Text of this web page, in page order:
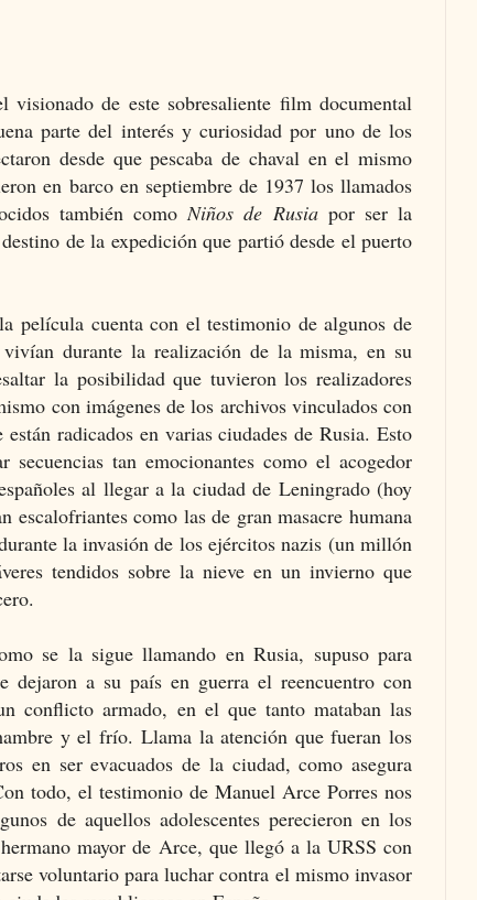
visionado de este sobresaliente film documental
parte del interés y curiosidad por uno de los
desde que pescaba de chaval en el mismo
en barco en septiembre de 1937 los llamados
también como Niños de Rusiapor ser la
de la expedición que partió desde el puerto
película cuenta con el testimonio de algunos de
durante la realización de la misma, en su
la posibilidad que tuvieron los realizadores
con imágenes de los archivos vinculados con
radicados en varias ciudades de Rusia. Esto
secuencias tan emocionantes como el acogedor
al llegar a la ciudad de Leningrado (hoy
escalofriantes como las de gran masacre humana
la invasión de los ejércitos nazis (un millón
tendidos sobre la nieve en un invierno que
se la sigue llamando en Rusia, supuso para
dejaron a su país en guerra el reencuentro con
conflicto armado, en el que tanto mataban las
y el frío. Llama la atención que fueran los
en ser evacuados de la ciudad, como asegura
todo, el testimonio de Manuel Arce Porres nos
de aquellos adolescentes perecieron en los
mayor de Arce, que llegó a la URSS con
voluntario para luchar contra el mismo invasor